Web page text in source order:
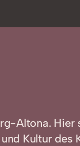
Altona. Hier
Kultur des